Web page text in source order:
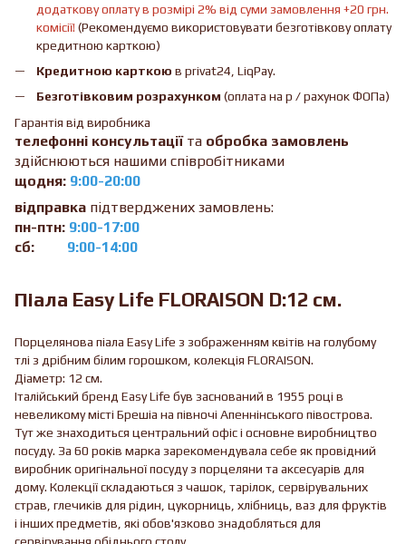
додаткову оплату в розмірі 2% від суми замовлення +20 грн.
комісії! (Рекомендуємо використовувати безготівкову оплату
кредитною карткою)
Кредитною карткою в privat24, LiqPay.
Безготівковим розрахунком (оплата на р / рахунок ФОПа)
Гарантія від виробника
телефонні консультації та обробка замовлень
здійснюються нашими співробітниками
щодня: 9:00-20:00
відправка підтверджених замовлень:
пн-птн: 9:00-17:00
сб:
9:00-14:00
Піала Easy Life FLORAISON D:12 см.
Порцелянова піала Easy Life з зображенням квітів на голубому
тлі з дрібним білим горошком, колекція FLORAISON.
Діаметр: 12 см.
Італійський бренд Easy Life був заснований в 1955 році в
невеликому місті Брешіа на півночі Апеннінського півострова.
Тут же знаходиться центральний офіс і основне виробництво
посуду. За 60 років марка зарекомендувала себе як провідний
виробник оригінальної посуду з порцеляни та аксесуарів для
дому. Колекції складаються з чашок, тарілок, сервірувальних
страв, глечиків для рідин, цукорниць, хлібниць, ваз для фруктів
і інших предметів, які обов'язково знадобляться для
сервірування обіднього столу.